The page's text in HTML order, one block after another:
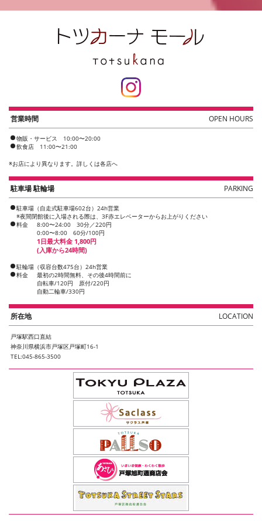
営業時間 OPEN HOURS
物販・サービス 10:00〜20:00
飲食店 11:00〜21:00
※お店により異なります。詳しくは各店へ
駐車場 駐輪場 PARKING
駐車場（自走式駐車場602台）24h営業
※夜間閉館後に入場される際は、3F赤エレベーターからお上がりください
料金
8:00〜24:00 30分／220円
0:00〜8:00 60分/100円
1日最大料金 1,800円
(入庫から24時間)
駐輪場（収容台数475台）24h営業
料金
最初の2時間無料、その後4時間前に
自転車/120円 原付/220円
自動二輪車/330円
所在地 LOCATION
戸塚駅西口直結
神奈川県横浜市戸塚区戸塚町16-1
TEL:045-865-3500